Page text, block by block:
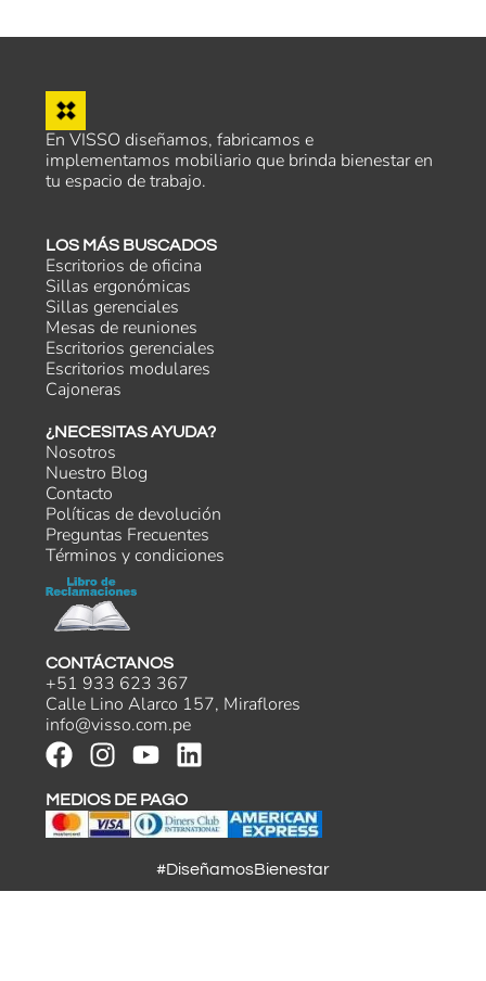
En VISSO diseñamos, fabricamos e
implementamos mobiliario que brinda bienestar en
tu espacio de trabajo.
LOS MÁS BUSCADOS
Escritorios de oficina
Sillas ergonómicas
Sillas gerenciales
Mesas de reuniones
Escritorios gerenciales
Escritorios modulares
Cajoneras
¿NECESITAS AYUDA?
Nosotros
Nuestro Blog
Contacto
Políticas de devolución
Preguntas Frecuentes
Términos y condiciones
CONTÁCTANOS
+51 933 623 367
Calle Lino Alarco 157, Miraflores
info@visso.com.pe
MEDIOS DE PAGO
#DiseñamosBienestar